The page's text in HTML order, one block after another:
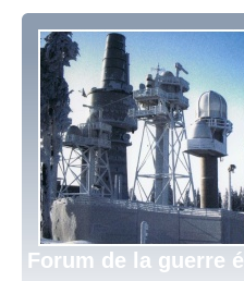
Forum de la guerre